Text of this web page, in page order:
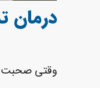
درمان
وقتی صحبت